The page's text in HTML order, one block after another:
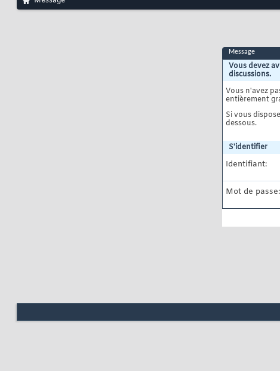
Message
Vous devez
discussions.
Vous n'avez
entièrement
Si vous
dessous.
S'identifier
Identifiant:
Mot de passe: